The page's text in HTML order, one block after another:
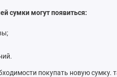
сумки могут появиться:
покупать новую сумку.